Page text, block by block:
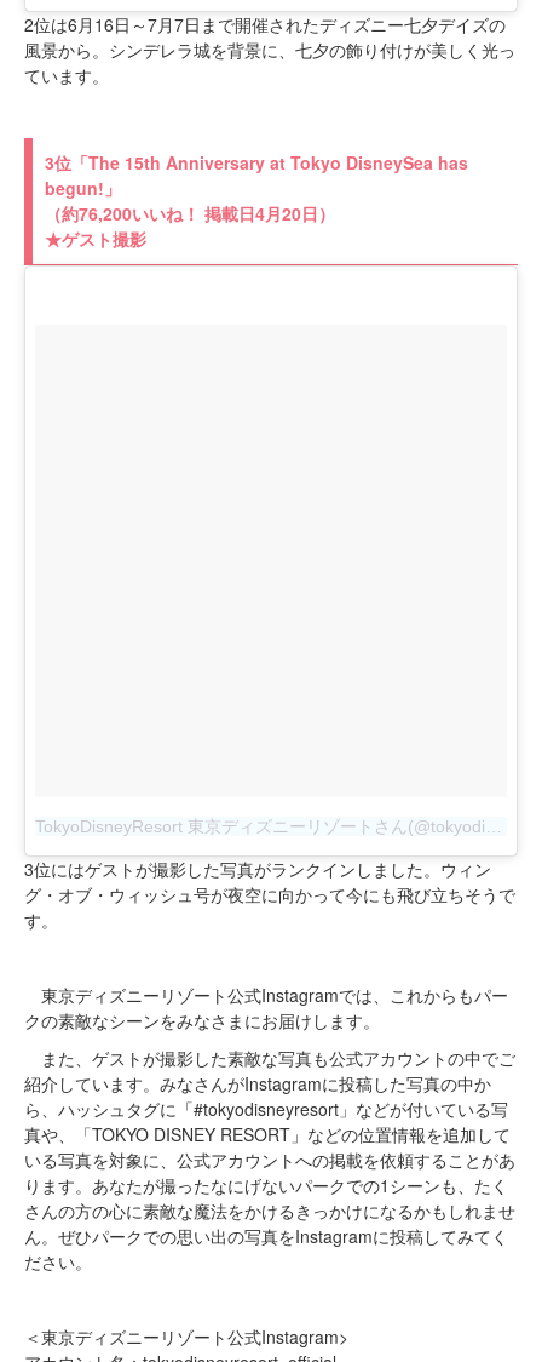
2位は6月16日～7月7日まで開催されたディズニー七夕デイズの
風景から。シンデレラ城を背景に、七夕の飾り付けが美しく光っ
ています。
3位「The 15th Anniversary at Tokyo DisneySea has
begun!」
（約76,200いいね！ 掲載日4月20日）
★ゲスト撮影
3位にはゲストが撮影した写真がランクインしました。ウィン
グ・オブ・ウィッシュ号が夜空に向かって今にも飛び立ちそうで
す。
東京ディズニーリゾート公式Instagramでは、これからもパー
クの素敵なシーンをみなさまにお届けします。
また、ゲストが撮影した素敵な写真も公式アカウントの中でご
紹介しています。みなさんがInstagramに投稿した写真の中か
ら、ハッシュタグに「#tokyodisneyresort」などが付いている写
真や、「TOKYO DISNEY RESORT」などの位置情報を追加して
いる写真を対象に、公式アカウントへの掲載を依頼することがあ
ります。あなたが撮ったなにげないパークでの1シーンも、たく
さんの方の心に素敵な魔法をかけるきっかけになるかもしれませ
ん。ぜひパークでの思い出の写真をInstagramに投稿してみてく
ださい。
＜東京ディズニーリゾート公式Instagram>